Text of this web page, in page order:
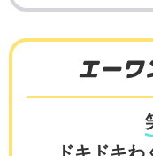
エーワ